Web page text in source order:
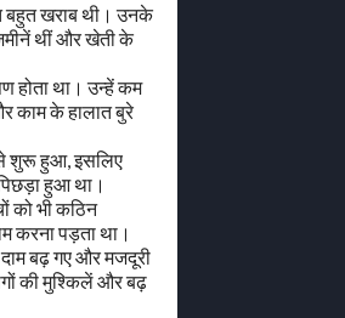
बहुत खराब थी। उनके
थीं और खेती के
होता था। उन्हें कम
काम के हालात बुरे
शुरू हुआ, इसलिए
हुआ था।
को भी कठिन
करना पड़ता था।
बढ़ गए और मजदूरी
की मुश्किलें और बढ़